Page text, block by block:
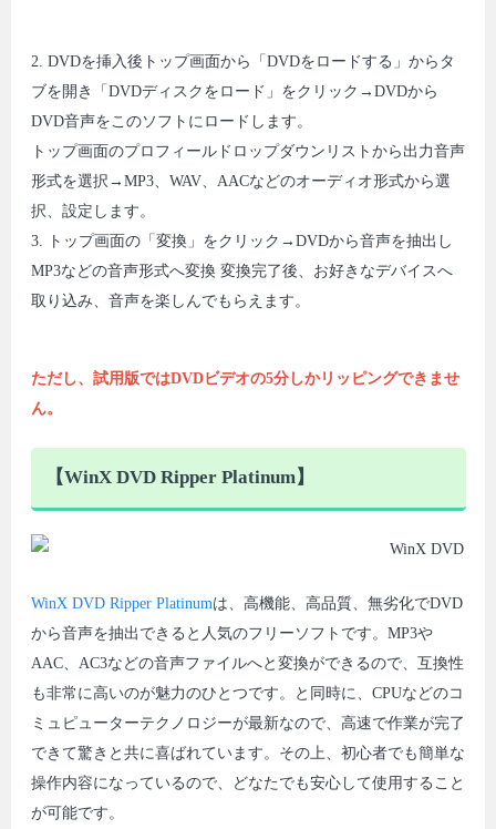
2. DVDを挿入後トップ画面から「DVDをロードする」からタ
ブを開き「DVDディスクをロード」をクリック→DVDから
DVD音声をこのソフトにロードします。
トップ画面のプロフィールドロップダウンリストから出力音声
形式を選択→MP3、WAV、AACなどのオーディオ形式から選
択、設定します。
3. トップ画面の「変換」をクリック→DVDから音声を抽出し
MP3などの音声形式へ変換 変換完了後、お好きなデバイスへ
取り込み、音声を楽しんでもらえます。
ただし、試用版ではDVDビデオの5分しかリッピングできませ
ん。
【WinX DVD Ripper Platinum】
WinX DVD Ripper Platinumは、高機能、高品質、無劣化でDVD
から音声を抽出できると人気のフリーソフトです。MP3や
AAC、AC3などの音声ファイルへと変換ができるので、互換性
も非常に高いのが魅力のひとつです。と同時に、CPUなどのコ
ミュピューターテクノロジーが最新なので、高速で作業が完了
できて驚きと共に喜ばれています。その上、初心者でも簡単な
操作内容になっているので、どなたでも安心して使用すること
が可能です。